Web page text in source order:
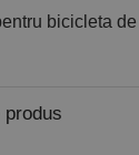
bicicleta